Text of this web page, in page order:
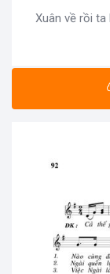
Xuân về rồi ta